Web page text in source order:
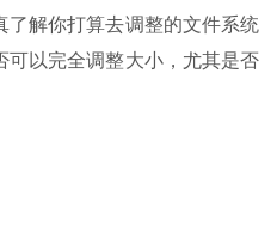
了解你打算去调整的文件系统
可以完全调整大小，尤其是否